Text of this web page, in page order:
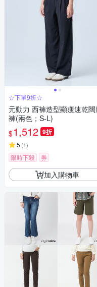
☆下單9折☆
元動力 西褲造型顯瘦速乾闊
褲(兩色；S-L)
$1,512 9折
5 (1)
限時下殺 券
加入購物車